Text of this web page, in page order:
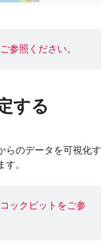
参照ください。
する
らのデータを可視化す
。
コックピット をご参